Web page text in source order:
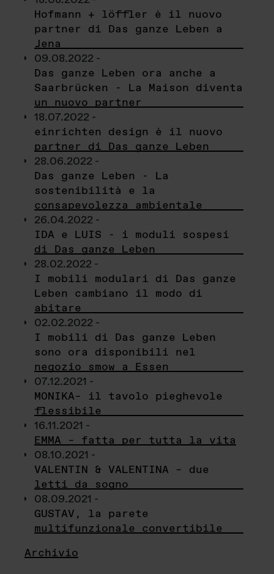
Hofmann + löffler è il nuovo
partner di Das ganze Leben a
Jena
09.08.2022 -
Das ganze Leben ora anche a
Saarbrücken - La Maison diventa
un nuovo partner
18.07.2022 -
einrichten design è il nuovo
partner di Das ganze Leben
28.06.2022 -
Das ganze Leben - La
sostenibilità e la
consapevolezza ambientale
26.04.2022 -
IDA e LUIS - i moduli sospesi
di Das ganze Leben
28.02.2022 -
I mobili modulari di Das ganze
Leben cambiano il modo di
abitare
02.02.2022 -
I mobili di Das ganze Leben
sono ora disponibili nel
negozio smow a Essen
07.12.2021 -
MONIKA– il tavolo pieghevole
flessibile
16.11.2021 -
EMMA – fatta per tutta la vita
08.10.2021 -
VALENTIN & VALENTINA – due
letti da sogno
08.09.2021 -
GUSTAV, la parete
multifunzionale convertibile
Archivio